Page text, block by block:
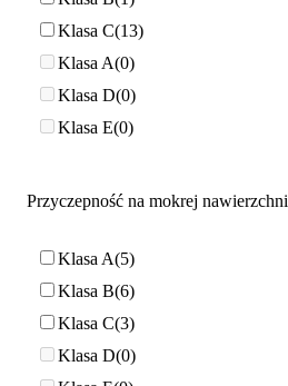
Klasa C 13
Klasa A 0
Klasa D 0
Klasa E 0
Przyczepność na mokrej nawierzchni
Klasa A 5
Klasa B 6
Klasa C 3
Klasa D 0